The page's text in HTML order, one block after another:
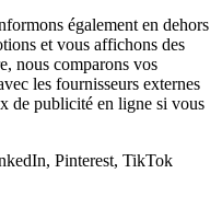
également en dehors
et vous affichons des
nous comparons vos
les fournisseurs externes
de publicité en ligne si vous
Pinterest, TikTok